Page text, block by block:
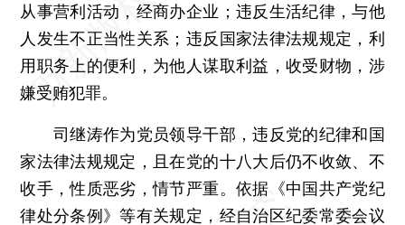
从事营利活动，经商办企业；违反生活纪律，与他
人发生不正当性关系；违反国家法律法规规定，利
用职务上的便利，为他人谋取利益，收受财物，涉
嫌受贿犯罪。
司继涛作为党员领导干部，违反党的纪律和国
家法律法规规定，且在党的十八大后仍不收敛、不
收手，性质恶劣，情节严重。依据《中国共产党纪
律处分条例》等有关规定，经自治区纪委常委会议